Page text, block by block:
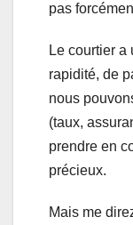
pas
Le courtier a
rapidité, de
nous
(taux,
prendre en
précieux.
Mais me